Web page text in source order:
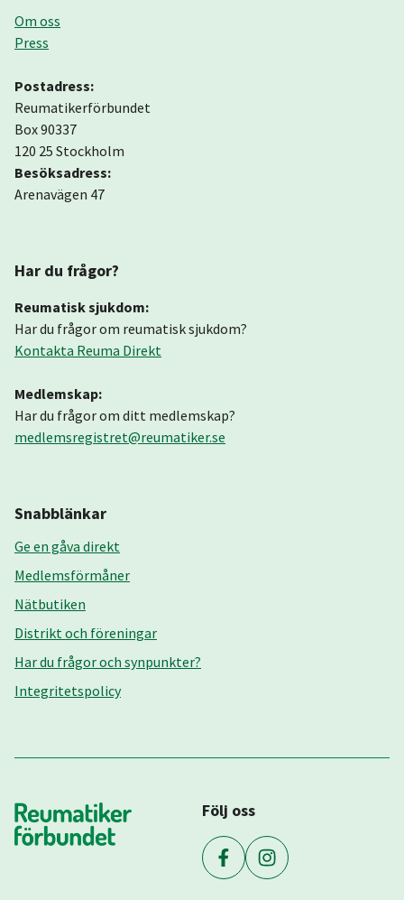
Om oss
Press
Postadress:
Reumatikerförbundet
Box 90337
120 25 Stockholm
Besöksadress:
Arenavägen 47
Har du frågor?
Reumatisk sjukdom:
Har du frågor om reumatisk sjukdom?
Kontakta Reuma Direkt
Medlemskap:
Har du frågor om ditt medlemskap?
medlemsregistret@reumatiker.se
Snabblänkar
Ge en gåva direkt
Medlemsförmåner
Nätbutiken
Distrikt och föreningar
Har du frågor och synpunkter?
Integritetspolicy
Följ oss